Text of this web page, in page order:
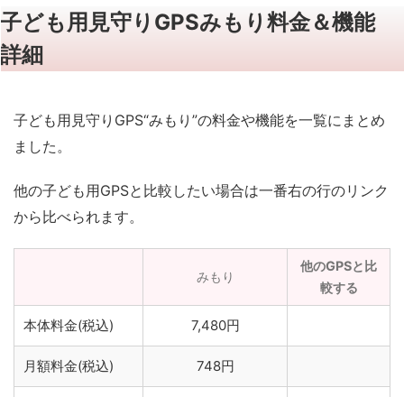
子ども用見守りGPSみもり料金＆機能
詳細
子ども用見守りGPS“みもり”の料金や機能を一覧にまとめ
ました。
他の子ども用GPSと比較したい場合は一番右の行のリンク
から比べられます。
みもり
他のGPSと比
較する
本体料金(税込) 7,480円
月額料金(税込) 748円